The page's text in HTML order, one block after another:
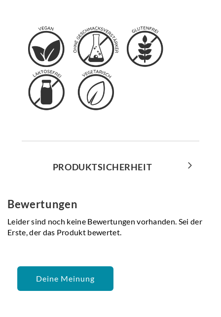
PRODUKTSICHERHEIT
Bewertungen
Leider sind noch keine Bewertungen vorhanden. Sei der
Erste, der das Produkt bewertet.
Deine Meinung